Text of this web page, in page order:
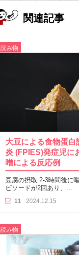
関連記事
読み物
大豆による食物蛋白
炎 (FPIES)発症児に
噌による反応例
豆腐の摂取 2-3時間後に
ピソードが2回あり、…
11 2024.12.15
読み物